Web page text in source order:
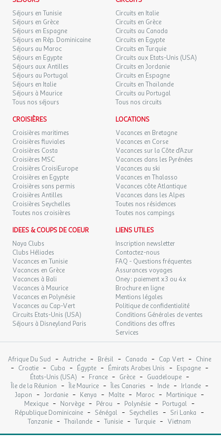
les meilleures conditions. Cependant certaines prestations
peuvent être limitées ou indisponibles.
Tente Maori 4 Personnes
Séjour avec 2 couchages.
Coin cuisine.
Chambre avec lit double.
Terrasse.
A noter : cet hébergement ne dispose pas de sanitaires. Des
L'hébergement est équipé d'un micro-ondes, d'une cafetière, de
plaques de cuisson et d'un salon de jardin sur la terrasse.
Cafetière
Micro-ondes
Nombre de chambres : 1
Nombre de lit double : 1
Nombre de pièces : 2
Plaque de cuisson
Salon de jardin
Surface (m²) : 17
Terrasse.
Mobil-home 6 Personnes
Séjour avec un coin cuisine équipé.
1 chambre avec 1 lit double 140
1 chambre avec 2 lits simples
1 chambre avec 1 lit double 120 cm.
Terrasse privée couverte avec salon de jardin.
Le mobil home est équipé de plaques de cuisson, d'un
réfrigérateur, d'un micro-ondes, d'une cafetière et d'un salon de
jardin sur la terrasse.
Cafetière
Cuisine
MAR.
08
SEPT.
209 €
Retour le
11/09/2026
MER.
09
SEPT.
209 €
Retour le
12/09/2026
JEU.
10
SEPT.
209 €
Retour le
11
SEPT.
209 €
14/09/2026
SAM.
12
SEPT.
209 €
Retour le
DIM.
13
SEPT.
209 €
Retour le
16/09/2026
LUN.
14
SEPT.
209 €/hébergement
MAR.
15
SEPT.
209 €
Retour le
18/09/2026
16
SEPT.
209 €/hébergement
19/09/2026
JEU.
SEPT.
209 €
VEN.
18
SEPT.
209 € /hébergement
Retour le
21/09/2026
SAM.
19
SEPT.
209 € /hébergement
Retour le
22/09/2026
20 209 €/hébergement
Retour le
Séjours en Tunisie
Séjours en Grèce
Séjours en Espagne
Séjours en Rép. Dominicaine
Séjours au Maroc
Séjours en Egypte
Séjours aux Antilles
Séjours au Portugal
Séjours en Italie
Séjours à Maurice
Tous nos séjours
Circuits en Italie
Circuits en Grèce
Circuits au Canada
Circuits en Egypte
Circuits en Turquie
Circuits aux Etats-Unis (USA)
Circuits en Jordanie
Circuits en Espagne
Circuits en Thaïlande
Circuits au Portugal
Tous nos circuits
CROISIÈRES
Croisières maritimes
Croisières fluviales
Croisières Costa
Croisières MSC
Croisières CroisiEurope
Croisières en Egypte
Croisières sans permis
Croisières Antilles
Croisières Seychelles
Toutes nos croisières
LOCATIONS
Vacances en Bretagne
Vacances en Corse
Vacances sur la Côte d'Azur
Vacances dans les Pyrénées
Vacances au ski
Vacances en Thalasso
Vacances côte Atlantique
Vacances dans les Alpes
Toutes nos résidences
Toutes nos campings
IDEES & COUPS DE COEUR
Naya Clubs
Clubs Héliades
Vacances en Tunisie
Vacances en Grèce
Vacances à Bali
Vacances à Maurice
Vacances en Polynésie
Vacances au Cap-Vert
Circuits Etats-Unis (USA)
Séjours à Disneyland Paris
LIENS UTILES
Inscription newsletter
Contactez-nous
FAQ - Questions fréquentes
Assurances voyages
Oney : paiement x3 ou 4x
Brochure en ligne
Mentions légales
Politique de confidentialité
Conditions Générales de ventes
Conditions des offres
Services
Afrique Du Sud - Autriche - Brésil - Canada - Cap Vert - Chine
- Croatie - Cuba - Égypte - Émirats Arabes Unis - Espagne -
États-Unis (USA) - France - Grèce - Guadeloupe -
Île de la Réunion - Île Maurice - Îles Canaries - Inde - Irlande -
Japon - Jordanie - Kenya - Malte - Maroc - Martinique -
Mexique - Norvège - Pérou - Polynésie - Portugal -
République Dominicaine - Sénégal - Seychelles - Sri Lanka -
Tanzanie - Thaïlande - Tunisie - Turquie - Vietnam